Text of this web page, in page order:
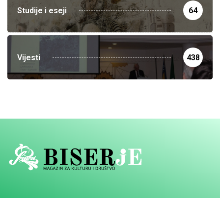
Studije i eseji 64
Vijesti 438